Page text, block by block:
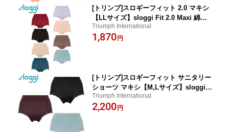
[トリンプ]スロギーフィット 2.0 マキシ
【LLサイズ】sloggi Fit 2.0 Maxi 綿混
コットン ショーツ レディース 下着 ハ
イウエスト お腹まで シンプル 無地 定
Triumph International
1,870円
[トリンプ]スロギーフィット サニタリー
ショーツ マキシ【M,Lサイズ】sloggi F
it SAN. Maxi 生理用 綿混 コットン レデ
ィース 下着 ハイウエスト お腹まで シ
Triumph International
2,200円